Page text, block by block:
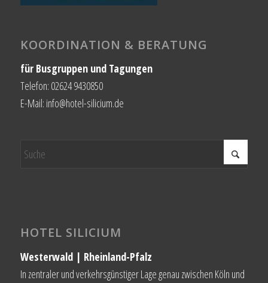
KOORDINATION & BERATUNG
für Busgruppen und Tagungen
Telefon: 02624 9430850
E-Mail: info@hotel-silicium.de
HOTEL SILICIUM
Westerwald | Rheinland-Pfalz
In zentraler und verkehrsgünstiger Lage genau zwischen Köln und